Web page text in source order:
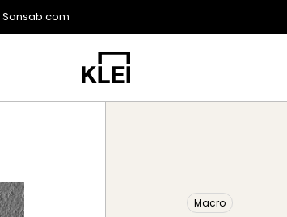
Sonsab.com
Macro